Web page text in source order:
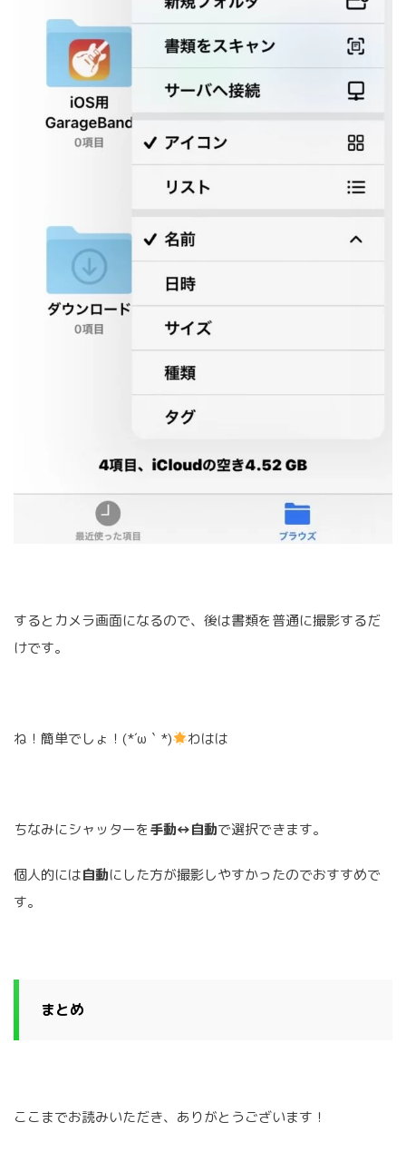
するとカメラ画面になるので、後は書類を普通に撮影するだ
けです。
ね！簡単でしょ！(*´ω｀*) わはは
ちなみにシャッターを手動↔自動で選択できます。
個人的には自動にした方が撮影しやすかったのでおすすめで
す。
まとめ
ここまでお読みいただき、ありがとうございます！